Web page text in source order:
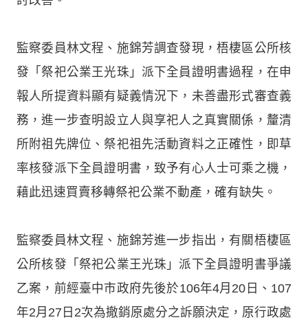
監察委員林文程、施錦芳調查發現，梧棲區公所核
發「祭祀公業王光珠」派下全員證明書過程，在申
報人所提資料顯有疑義情況下，未善盡形式審查義
務，進一步查明設立人與享祀人之真實關係，釐清
所附祖先牌位、祭祀祖先活動資料之正確性，即草
率核發派下全員證明書，致予有心人士可乘之機，
藉此迅速買賣移轉祭祀公業不動產，確有缺失。
監察委員林文程、施錦芳進一步指出，有關梧棲區
公所核發「祭祀公業王光珠」派下全員證明書爭議
乙案，前經臺中市政府先後於106年4月20日、107
年2月27日2次為撤銷原處分之訴願決定，原行政處